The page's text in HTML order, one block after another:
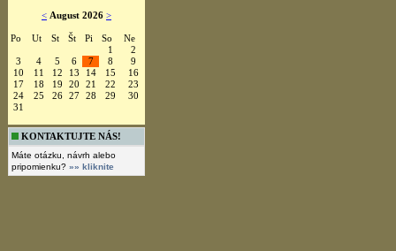
< August 2026 >
Po Ut St Št Pi So
Ne
1
2
3
4 5 6 7 8
9
10
11 12 13 14 15
16
17
18 19 20 21 22
23
24
25 26 27 28 29
30
31
KONTAKTUJTE NÁS!
Máte otázku, návrh alebo
pripomienku? »» kliknite